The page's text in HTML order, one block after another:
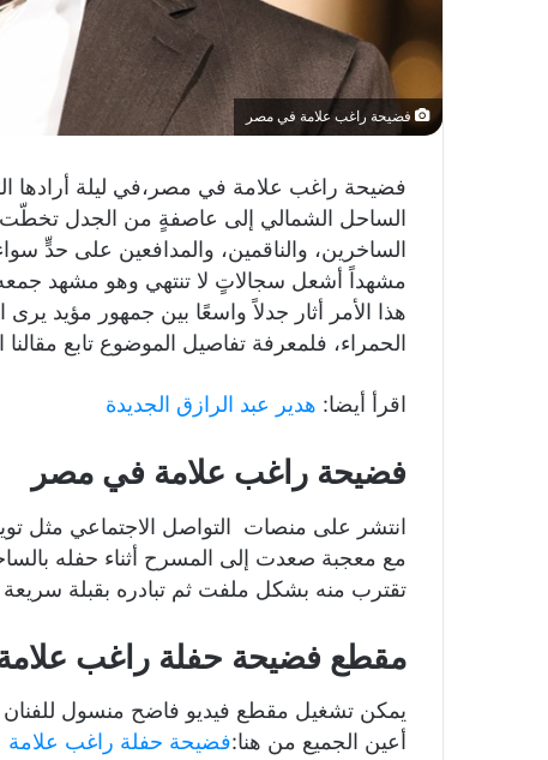
فضيحة راغب علامة في مصر
فضيحة راغب علامة في مصر،في ليلة أرادها
الساحل الشمالي إلى عاصفةٍ من الجدل تخطّت
الساخرين، والناقمين، والمدافعين على حدٍّ
مشهداً أشعل سجالاتٍ لا تنتهي وهو مشهد
هذا الأمر أثار جدلاً واسعًا بين جمهور مؤيد
الحمراء، فلمعرفة تفاصيل الموضوع تابع مقالنا
اقرأ أيضا: هدير عبد الرازق الجديدة
فضيحة راغب علامة في مصر
انتشر على منصات التواصل الاجتماعي مثل
مع معجبة صعدت إلى المسرح أثناء حفله
تقترب منه بشكل ملفت ثم تبادره بقبلة
مقطع فضيحة حفلة راغب
يمكن تشغيل مقطع فيديو فاضح منسول للفنان
أعين الجميع من هنا:فضيحة حفلة راغب علامة